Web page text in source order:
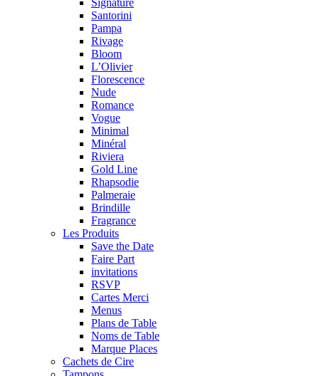
Signature
Santorini
Pampa
Rivage
Bloom
L’Olivier
Florescence
Nude
Romance
Vogue
Minimal
Minéral
Riviera
Gold Line
Rhapsodie
Palmeraie
Brindille
Fragrance
Les Produits
Save the Date
Faire Part
invitations
RSVP
Cartes Merci
Menus
Plans de Table
Noms de Table
Marque Places
Cachets de Cire